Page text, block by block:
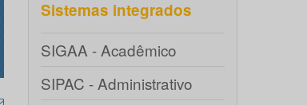
Sistemas integrados
SIGAA - Acadêmico
SIPAC - Administrativo